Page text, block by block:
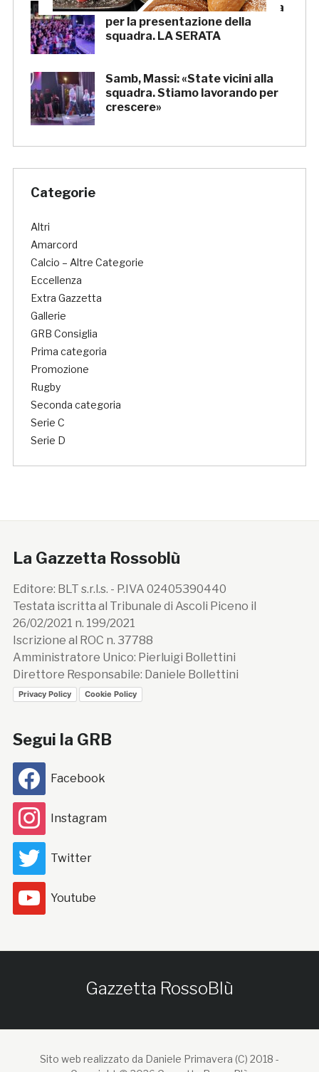
Samb, l’entusiasmo della piazza
per la presentazione della
squadra. LA SERATA
Samb, Massi: «State vicini alla
squadra. Stiamo lavorando per
crescere»
Categorie
Altri
Amarcord
Calcio – Altre Categorie
Eccellenza
Extra Gazzetta
Gallerie
GRB Consiglia
Prima categoria
Promozione
Rugby
Seconda categoria
Serie C
Serie D
La Gazzetta Rossoblù
Editore: BLT s.r.l.s. - P.IVA 02405390440
Testata iscritta al Tribunale di Ascoli Piceno il
26/02/2021 n. 199/2021
Iscrizione al ROC n. 37788
Amministratore Unico: Pierluigi Bollettini
Direttore Responsabile: Daniele Bollettini
Privacy Policy Cookie Policy
Segui la GRB
Facebook
Instagram
Twitter
Youtube
Gazzetta RossoBlù
Sito web realizzato da Daniele Primavera (C) 2018 -